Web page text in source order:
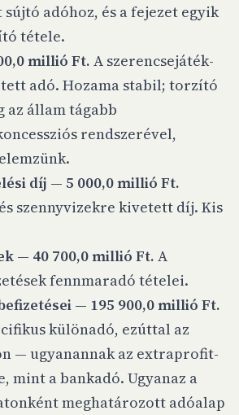
adóhoz, és a fejezet egyik
tétele.
millió Ft. A szerencsejáték-
adó. Hozama stabil; torzító
az állam tágabb
rendszerével,
díj — 5 000,0 millió Ft.
szennyvizekre kivetett díj. Kis
— 40 700,0 millió Ft. A
fennmaradó tételei.
— 195 900,0 millió Ft.
különadó, ezúttal az
— ugyanannak az extraprofit-
mint a bankadó. Ugyanaz a
meghatározott adóalap